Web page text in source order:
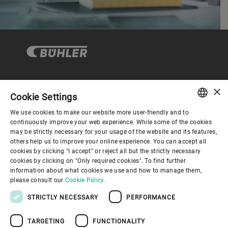
企业与合规
关于布勒
联系我们
ENGLISH
SPANISH
GERMAN
FRENCH
×
Cookie Settings
We use cookies to make our website more user-friendly and to
continuously improve your web experience. While some of the cookies
may be strictly necessary for your usage of the website and its features,
others help us to improve your online experience. You can accept all
cookies by clicking "I accept" or reject all but the strictly necessary
cookies by clicking on "Only required cookies". To find further
information about what cookies we use and how to manage them,
please consult our Cookie Policy.
STRICTLY NECESSARY PERFORMANCE
TARGETING FUNCTIONALITY